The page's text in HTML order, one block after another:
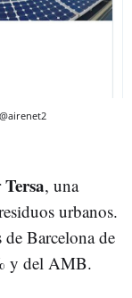
Tersa, una
urbanos.
Barcelona de
y del AMB.